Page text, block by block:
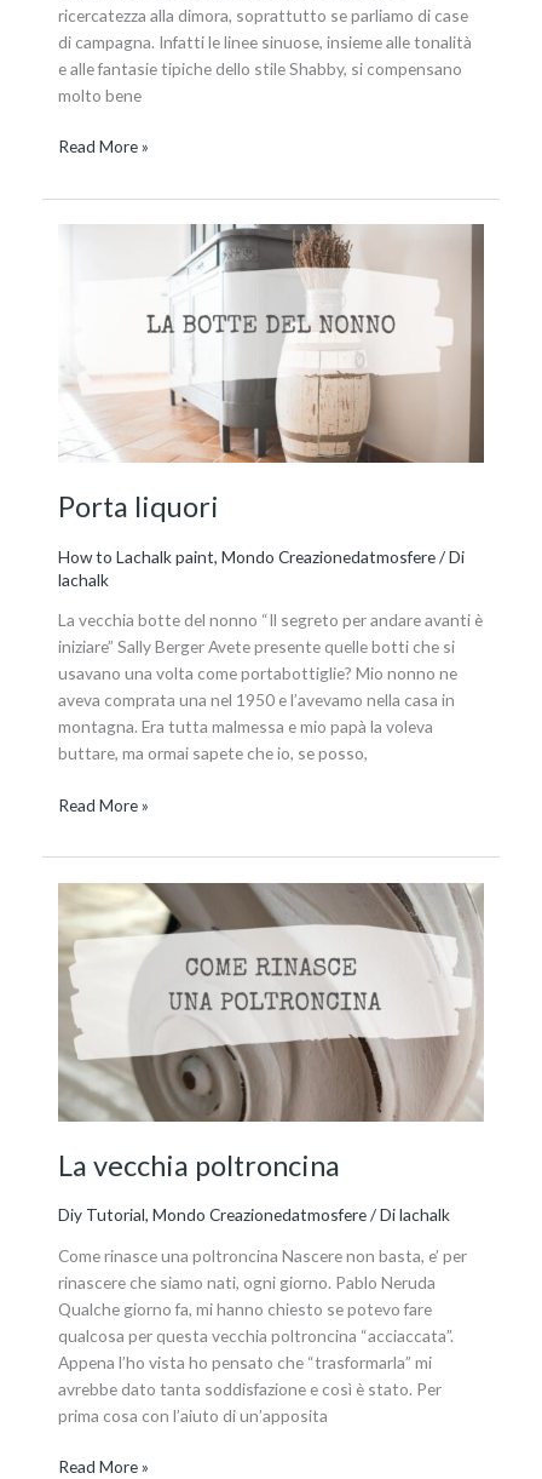
ricercatezza alla dimora, soprattutto se parliamo di case
di campagna. Infatti le linee sinuose, insieme alle tonalità
e alle fantasie tipiche dello stile Shabby, si compensano
molto bene
Read More »
Porta liquori
How to Lachalk paint,Mondo Creazionedatmosfere/ Di
lachalk
La vecchia botte del nonno “Il segreto per andare avanti è
iniziare” Sally Berger Avete presente quelle botti che si
usavano una volta come portabottiglie? Mio nonno ne
aveva comprata una nel 1950 e l’avevamo nella casa in
montagna. Era tutta malmessa e mio papà la voleva
buttare, ma ormai sapete che io, se posso,
Read More »
La vecchia poltroncina
Diy Tutorial,Mondo Creazionedatmosfere/ Dilachalk
Come rinasce una poltroncina Nascere non basta, e’ per
rinascere che siamo nati, ogni giorno. Pablo Neruda
Qualche giorno fa, mi hanno chiesto se potevo fare
qualcosa per questa vecchia poltroncina “acciaccata”.
Appena l’ho vista ho pensato che “trasformarla” mi
avrebbe dato tanta soddisfazione e così è stato. Per
prima cosa con l’aiuto di un’apposita
vecchia
poltroncina
Read More »